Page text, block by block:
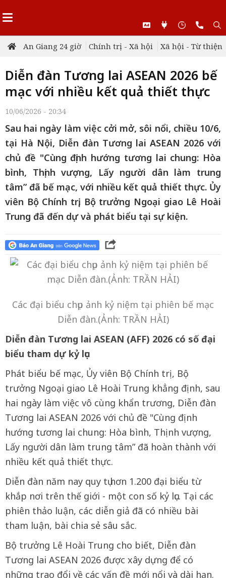
An Giang 24 giờ Chính trị - Xã hội Xã hội - Từ thiện
Diễn đàn Tương lai ASEAN 2026 bế
mạc với nhiều kết quả thiết thực
10/06/2026 - 20:34
Sau hai ngày làm việc cởi mở, sôi nổi, chiều 10/6,
tại Hà Nội, Diễn đàn Tương lai ASEAN 2026 với
chủ đề "Cùng định hướng tương lai chung: Hòa
bình, Thịnh vượng, Lấy người dân làm trung
tâm” đã bế mạc, với nhiều kết quả thiết thực. Ủy
viên Bộ Chính trị, Bộ trưởng Ngoại giao Lê Hoài
Trung đã đến dự và phát biểu tại sự kiện.
Các đại biểu chụp ảnh kỷ niệm tại phiên bế mạc
Diễn đàn.(Ảnh: TRẦN HẢI)
Diễn đàn Tương lai ASEAN (AFF) 2026 có số đại
biểu tham dự kỷ lục
Phát biểu bế mạc, Ủy viên Bộ Chính trị, Bộ
trưởng Ngoại giao Lê Hoài Trung khẳng định, sau
hai ngày làm việc vô cùng khẩn trương, Diễn đàn
Tương lai ASEAN 2026 với chủ đề "Cùng định
hướng tương lai chung: Hòa bình, Thịnh vượng,
Lấy người dân làm trung tâm” đã hoàn thành với
nhiều kết quả thiết thực.
Diễn đàn năm nay quy tụ hơn 1.200 đại biểu từ
khắp nơi trên thế giới - một con số kỷ lục. Tại các
phiên thảo luận, các diễn giả đã có nhiều bài
tham luận, bài chia sẻ sâu sắc.
Bộ trưởng Lê Hoài Trung cho biết, Diễn đàn
Tương lai ASEAN 2026 được xây dựng để có
những trao đổi về các vấn đề mới nổi và dài hạn.